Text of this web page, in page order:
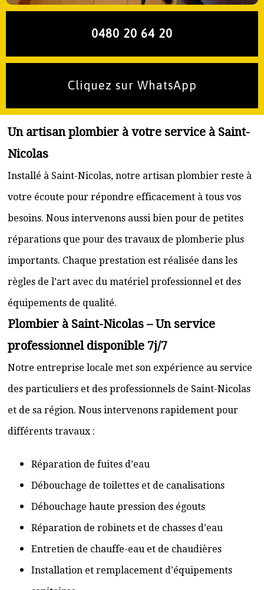
0480 20 64 20
Cliquez sur WhatsApp
Un artisan plombier à votre service à Saint-
Nicolas
Installé à Saint-Nicolas, notre artisan plombier reste à
votre écoute pour répondre efficacement à tous vos
besoins. Nous intervenons aussi bien pour de petites
réparations que pour des travaux de plomberie plus
importants. Chaque prestation est réalisée dans les
règles de l’art avec du matériel professionnel et des
équipements de qualité.
Plombier à Saint-Nicolas – Un service
professionnel disponible 7j/7
Notre entreprise locale met son expérience au service
des particuliers et des professionnels de Saint-Nicolas
et de sa région. Nous intervenons rapidement pour
différents travaux :
Réparation de fuites d’eau
Débouchage de toilettes et de canalisations
Débouchage haute pression des égouts
Réparation de robinets et de chasses d’eau
Entretien de chauffe-eau et de chaudières
Installation et remplacement d’équipements